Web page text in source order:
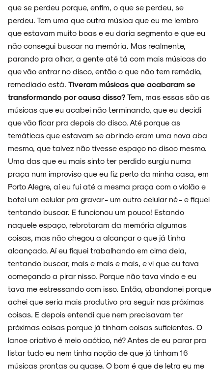
que se perdeu porque, enfim, o que se perdeu, se
perdeu. Tem uma que outra música que eu me lembro
que estavam muito boas e eu daria segmento e que eu
não consegui buscar na memória. Mas realmente,
parando pra olhar, a gente até tá com mais músicas do
que vão entrar no disco, então o que não tem remédio,
remediado está. Tiveram músicas que acabaram se
transformando por causa disso? Tem, mas essas são as
músicas que eu acabei não terminando, que eu decidi
que vão ficar pra depois do disco. Até porque as
temáticas que estavam se abrindo eram uma nova aba
mesmo, que talvez não tivesse espaço no disco mesmo.
Uma das que eu mais sinto ter perdido surgiu numa
praça num improviso que eu fiz perto da minha casa, em
Porto Alegre, aí eu fui até a mesma praça com o violão e
botei um celular pra gravar - um outro celular né - e fiquei
tentando buscar. E funcionou um pouco! Estando
naquele espaço, rebrotaram da memória algumas
coisas, mas não chegou a alcançar o que já tinha
alcançado. Aí eu fiquei trabalhando em cima dela,
tentando buscar, mais e mais e mais, e vi que eu tava
começando a pirar nisso. Porque não tava vindo e eu
tava me estressando com isso. Então, abandonei porque
achei que seria mais produtivo pra seguir nas próximas
coisas. E depois entendi que nem precisavam ter
próximas coisas porque já tinham coisas suficientes. O
lance criativo é meio caótico, né? Antes de eu parar pra
listar tudo eu nem tinha noção de que já tinham 16
músicas prontas ou quase. O bom é que de letra eu me